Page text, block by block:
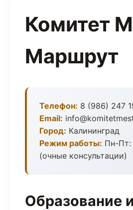
Комитет
Маршрут
Телефон: 8 (986) 247
Email:
Город: Калининград
Режим работы: Пн-Пт:
(очные консультации)
Образование